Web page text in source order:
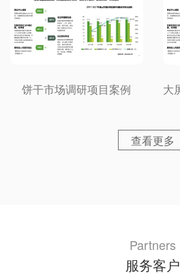
饼干市场调研项目案例
查看更多
Partners
服务客户